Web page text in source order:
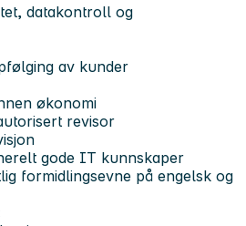
datakontroll og
av kunder
økonomi
revisor
gode IT kunnskaper
formidlingsevne på engelsk og